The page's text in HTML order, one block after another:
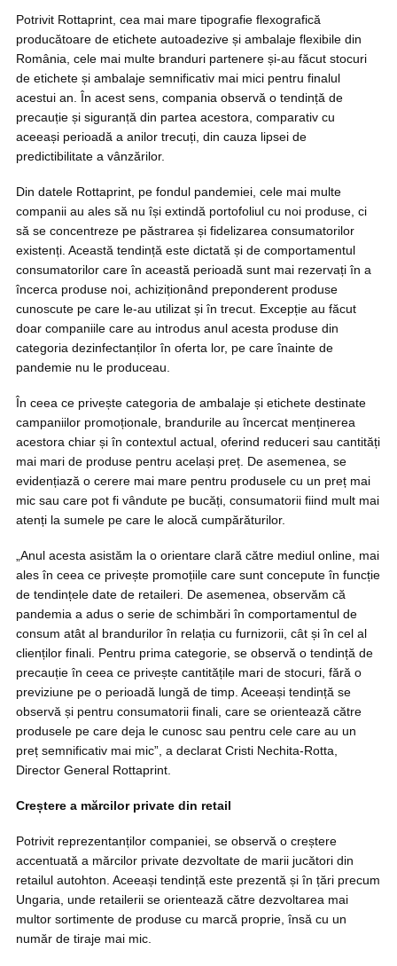
Potrivit Rottaprint, cea mai mare tipografie flexografică
producătoare de etichete autoadezive și ambalaje flexibile din
România, cele mai multe branduri partenere și-au făcut stocuri
de etichete și ambalaje semnificativ mai mici pentru finalul
acestui an. În acest sens, compania observă o tendință de
precauție și siguranță din partea acestora, comparativ cu
aceeași perioadă a anilor trecuți, din cauza lipsei de
predictibilitate a vânzărilor.
Din datele Rottaprint, pe fondul pandemiei, cele mai multe
companii au ales să nu își extindă portofoliul cu noi produse, ci
să se concentreze pe păstrarea și fidelizarea consumatorilor
existenți. Această tendință este dictată și de comportamentul
consumatorilor care în această perioadă sunt mai rezervați în a
încerca produse noi, achiziționând preponderent produse
cunoscute pe care le-au utilizat și în trecut. Excepție au făcut
doar companiile care au introdus anul acesta produse din
categoria dezinfectanților în oferta lor, pe care înainte de
pandemie nu le produceau.
În ceea ce privește categoria de ambalaje și etichete destinate
campaniilor promoționale, brandurile au încercat menținerea
acestora chiar și în contextul actual, oferind reduceri sau cantități
mai mari de produse pentru același preț. De asemenea, se
evidențiază o cerere mai mare pentru produsele cu un preț mai
mic sau care pot fi vândute pe bucăți, consumatorii fiind mult mai
atenți la sumele pe care le alocă cumpărăturilor.
„Anul acesta asistăm la o orientare clară către mediul online, mai
ales în ceea ce privește promoțiile care sunt concepute în funcție
de tendințele date de retaileri. De asemenea, observăm că
pandemia a adus o serie de schimbări în comportamentul de
consum atât al brandurilor în relația cu furnizorii, cât și în cel al
clienților finali. Pentru prima categorie, se observă o tendință de
precauție în ceea ce privește cantitățile mari de stocuri, fără o
previziune pe o perioadă lungă de timp. Aceeași tendință se
observă și pentru consumatorii finali, care se orientează către
produsele pe care deja le cunosc sau pentru cele care au un
preț semnificativ mai mic”, a declarat Cristi Nechita-Rotta,
Director General Rottaprint.
Creștere a mărcilor private din retail
Potrivit reprezentanților companiei, se observă o creștere
accentuată a mărcilor private dezvoltate de marii jucători din
retailul autohton. Aceeași tendință este prezentă și în țări precum
Ungaria, unde retailerii se orientează către dezvoltarea mai
multor sortimente de produse cu marcă proprie, însă cu un
număr de tiraje mai mic.